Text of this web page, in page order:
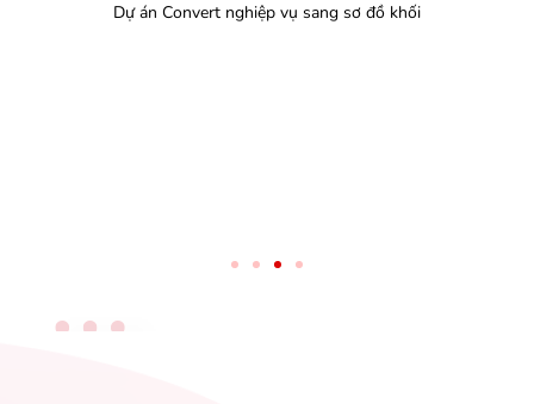
Dự án Convert nghiệp vụ sang sơ đồ khối